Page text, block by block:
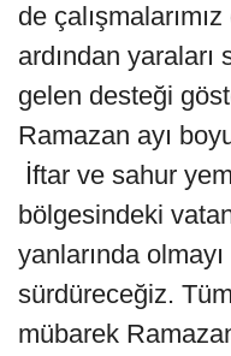
de
ardından
gelen desteği
Ramazan ayı
İftar ve sahur
bölgesindeki
yanlarında
sürdüreceğiz.
mübarek